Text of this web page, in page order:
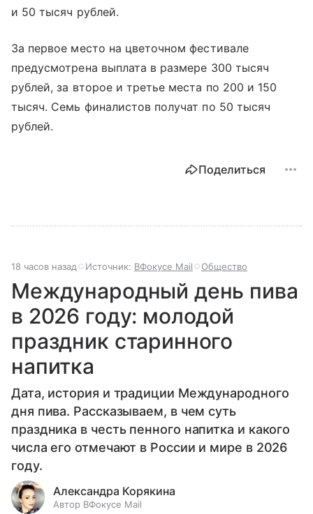
и 50 тысяч рублей.
За первое место на цветочном фестивале
предусмотрена выплата в размере 300 тысяч
рублей, за второе и третье места по 200 и 150
тысяч. Семь финалистов получат по 50 тысяч
рублей.
Поделиться
18 часов назад Источник: ВФокусе Mail Общество
Международный день пива
в 2026 году: молодой
праздник старинного
напитка
Дата, история и традиции Международного
дня пива. Рассказываем, в чем суть
праздника в честь пенного напитка и какого
числа его отмечают в России и мире в 2026
году.
Александра Корякина
Автор ВФокусе Mail